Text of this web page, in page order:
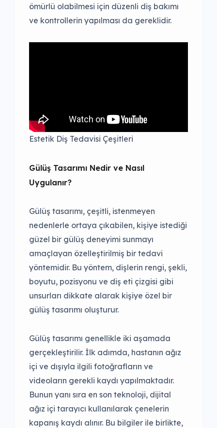
ömürlü olabilmesi için düzenli diş bakımı
ve kontrollerin yapılması da gereklidir.
Estetik Diş Tedavisi Çeşitleri
Gülüş Tasarımı Nedir ve Nasıl
Uygulanır?
Gülüş tasarımı, çeşitli, istenmeyen
nedenlerle ortaya çıkabilen, kişiye istediği
güzel bir gülüş deneyimi sunmayı
amaçlayan özelleştirilmiş bir tedavi
yöntemidir. Bu yöntem, dişlerin rengi, şekli,
boyutu, pozisyonu ve diş eti çizgisi gibi
unsurları dikkate alarak kişiye özel bir
gülüş tasarımı oluşturur.
Gülüş tasarımı genellikle iki aşamada
gerçekleştirilir. İlk adımda, hastanın ağız
içi ve dışıyla ilgili fotoğrafların ve
videoların gerekli kaydı yapılmaktadır.
Bunun yanı sıra en son teknoloji, dijital
ağız içi tarayıcı kullanılarak çenelerin
kapanış kaydı alınır. Bu bilgiler ile birlikte,